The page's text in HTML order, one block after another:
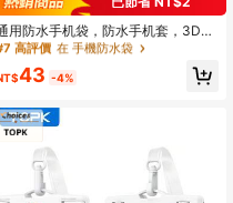
用防水手机袋，防水手机套，3D防
手机干袋，适合度假使用
一年前成立
高評價 在 手機防水袋
一年前成立
高評價 在 手機防水袋
一年前成立
高評價
在 手機防水袋
43 -4%